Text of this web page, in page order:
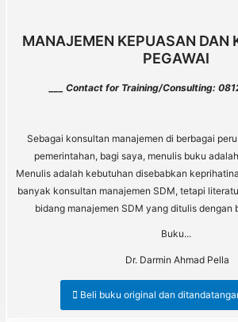
MANAJEMEN KEPUASAN DAN
PEGAWAI
___ Contact for Training/Consulting:
Sebagai konsultan manajemen di berbagai
pemerintahan, bagi saya, menulis buku
Menulis adalah kebutuhan disebabkan
banyak konsultan manajemen SDM, tetapi
bidang manajemen SDM yang ditulis dengan
Buku...
Dr. Darmin Ahmad Pella
Beli buku original dan